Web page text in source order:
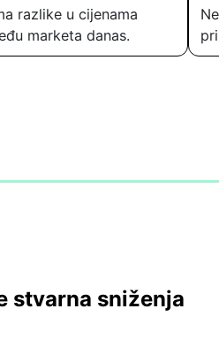
razlike u cijenama
marketa danas.
stvarna sniženja